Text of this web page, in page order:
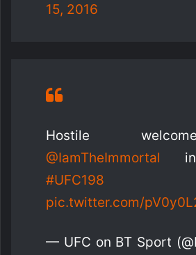
15, 2016
Hostile
@IamTheImmortal in
#UFC198
pic.twitter.com/
— UFC on BT Sport